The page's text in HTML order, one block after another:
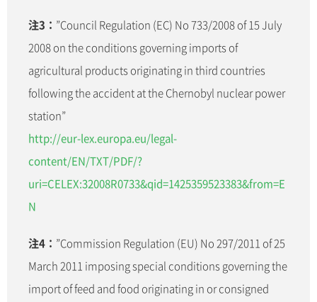
注3： ”Council Regulation (EC) No 733/2008 of 15 July
2008 on the conditions governing imports of
agricultural products originating in third countries
following the accident at the Chernobyl nuclear power
station”
http://eur-lex.europa.eu/legal-
content/EN/TXT/PDF/?
uri=CELEX:32008R0733&qid=1425359523383&from=E
N
注4： ”Commission Regulation (EU) No 297/2011 of 25
March 2011 imposing special conditions governing the
import of feed and food originating in or consigned